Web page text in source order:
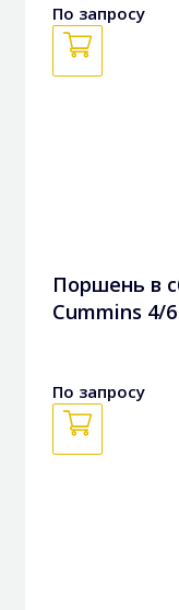
По запросу
Поршень в
Cummins 4/
По запросу